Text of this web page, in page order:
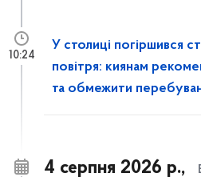
У столиці погіршився
повітря: киянам
та обмежити
10:24
4 серпня 2026 р.,